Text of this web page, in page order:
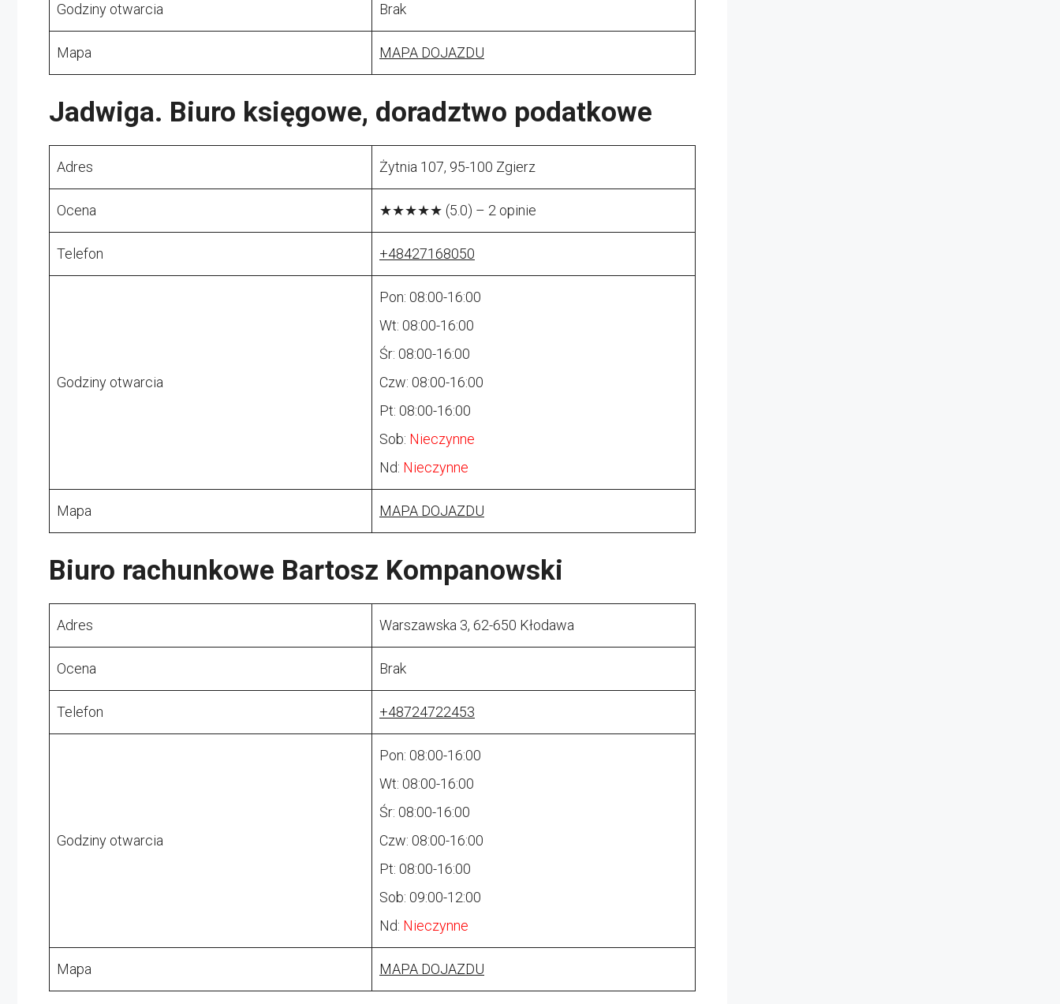
Godziny otwarcia Brak
Mapa MAPA DOJAZDU
Jadwiga. Biuro księgowe, doradztwo podatkowe
Adres Żytnia 107, 95-100 Zgierz
Ocena ★★★★★ (5.0) – 2 opinie
Telefon +48427168050
Godziny otwarcia
Pon: 08:00-16:00
Wt: 08:00-16:00
Śr: 08:00-16:00
Czw: 08:00-16:00
Pt: 08:00-16:00
Sob: Nieczynne
Nd: Nieczynne
Mapa MAPA DOJAZDU
Biuro rachunkowe Bartosz Kompanowski
Adres Warszawska 3, 62-650 Kłodawa
Ocena Brak
Telefon +48724722453
Godziny otwarcia
Pon: 08:00-16:00
Wt: 08:00-16:00
Śr: 08:00-16:00
Czw: 08:00-16:00
Pt: 08:00-16:00
Sob: 09:00-12:00
Nd: Nieczynne
Mapa MAPA DOJAZDU